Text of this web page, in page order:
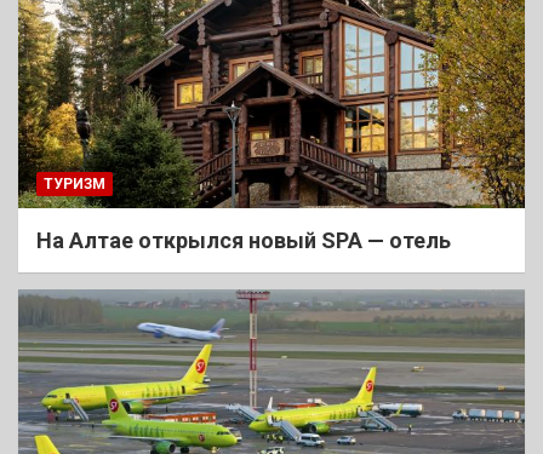
ТУРИЗМ
На Алтае открылся новый SPA — отель